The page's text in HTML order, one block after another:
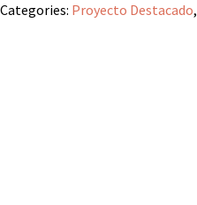
Categories: Proyecto Destacado,